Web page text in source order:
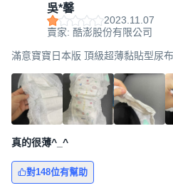
吳*馨
2023.11.07
賣家: 酷澎股份有限公司
滿意寶寶日本版 頂級超薄黏貼型尿
真的很薄^_^
對148位有幫助